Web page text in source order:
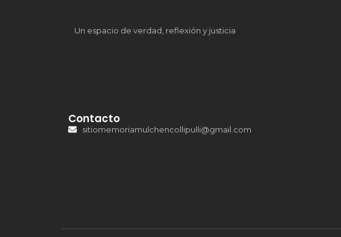
Un espacio de verdad, reflexión y justicia
Contacto
sitiomemoriamulchencollipulli@gmail.com